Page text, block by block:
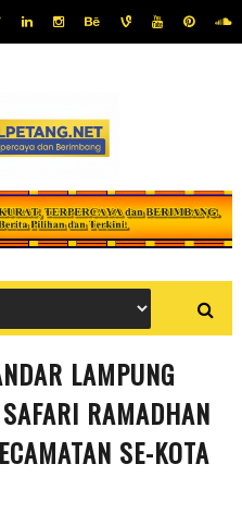
LAMPUNG
RAMADHAN
SE-KOTA